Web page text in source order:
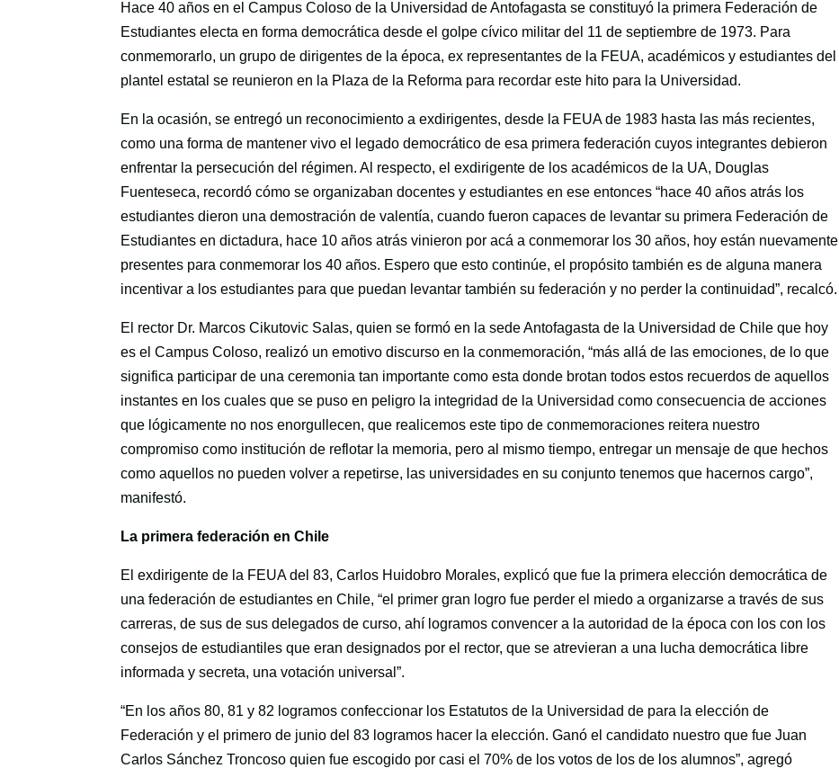
Hace 40 años en el Campus Coloso de la Universidad de Antofagasta se constituyó la primera Federación de
Estudiantes electa en forma democrática desde el golpe cívico militar del 11 de septiembre de 1973. Para
conmemorarlo, un grupo de dirigentes de la época, ex representantes de la FEUA, académicos y estudiantes del
plantel estatal se reunieron en la Plaza de la Reforma para recordar este hito para la Universidad.
En la ocasión, se entregó un reconocimiento a exdirigentes, desde la FEUA de 1983 hasta las más recientes,
como una forma de mantener vivo el legado democrático de esa primera federación cuyos integrantes debieron
enfrentar la persecución del régimen. Al respecto, el exdirigente de los académicos de la UA, Douglas
Fuenteseca, recordó cómo se organizaban docentes y estudiantes en ese entonces “hace 40 años atrás los
estudiantes dieron una demostración de valentía, cuando fueron capaces de levantar su primera Federación de
Estudiantes en dictadura, hace 10 años atrás vinieron por acá a conmemorar los 30 años, hoy están nuevamente
presentes para conmemorar los 40 años. Espero que esto continúe, el propósito también es de alguna manera
incentivar a los estudiantes para que puedan levantar también su federación y no perder la continuidad”, recalcó.
El rector Dr. Marcos Cikutovic Salas, quien se formó en la sede Antofagasta de la Universidad de Chile que hoy
es el Campus Coloso, realizó un emotivo discurso en la conmemoración, “más allá de las emociones, de lo que
significa participar de una ceremonia tan importante como esta donde brotan todos estos recuerdos de aquellos
instantes en los cuales que se puso en peligro la integridad de la Universidad como consecuencia de acciones
que lógicamente no nos enorgullecen, que realicemos este tipo de conmemoraciones reitera nuestro
compromiso como institución de reflotar la memoria, pero al mismo tiempo, entregar un mensaje de que hechos
como aquellos no pueden volver a repetirse, las universidades en su conjunto tenemos que hacernos cargo”,
manifestó.
La primera federación en Chile
El exdirigente de la FEUA del 83, Carlos Huidobro Morales, explicó que fue la primera elección democrática de
una federación de estudiantes en Chile, “el primer gran logro fue perder el miedo a organizarse a través de sus
carreras, de sus de sus delegados de curso, ahí logramos convencer a la autoridad de la época con los con los
consejos de estudiantiles que eran designados por el rector, que se atrevieran a una lucha democrática libre
informada y secreta, una votación universal”.
“En los años 80, 81 y 82 logramos confeccionar los Estatutos de la Universidad de para la elección de
Federación y el primero de junio del 83 logramos hacer la elección. Ganó el candidato nuestro que fue Juan
Carlos Sánchez Troncoso quien fue escogido por casi el 70% de los votos de los de los alumnos”, agregó